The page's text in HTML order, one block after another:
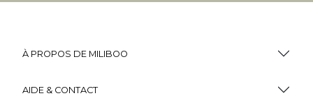
À PROPOS DE MILIBOO
AIDE & CONTACT